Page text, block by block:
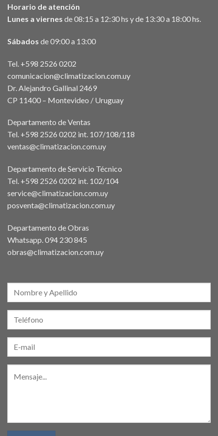
Horario de atención
Lunes a viernes de 08:15 a 12:30 hs y de 13:30 a 18:00 hs.
Sábados de 09:00 a 13:00
Tel. +598 2526 0202
comunicacion@climatizacion.com.uy
Dr. Alejandro Gallinal 2469
CP 11400 – Montevideo / Uruguay
Departamento de Ventas
Tel. +598 2526 0202 int. 107/108/118
ventas@climatizacion.com.uy
Departamento de Servicio Técnico
Tel. +598 2526 0202 int. 102/104
service@climatizacion.com.uy
posventa@climatizacion.com.uy
Departamento de Obras
Whatsapp.094 230 845
obras@climatizacion.com.uy